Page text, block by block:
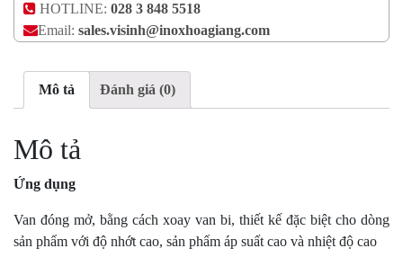
HOTLINE: 028 3 848 5518
Email: sales.visinh@inoxhoagiang.com
Mô tả Đánh giá (0)
Mô tả
Ứng dụng
Van đóng mở, bằng cách xoay van bi, thiết kế đặc biệt cho dòng
sản phẩm với độ nhớt cao, sản phẩm áp suất cao và nhiệt độ cao